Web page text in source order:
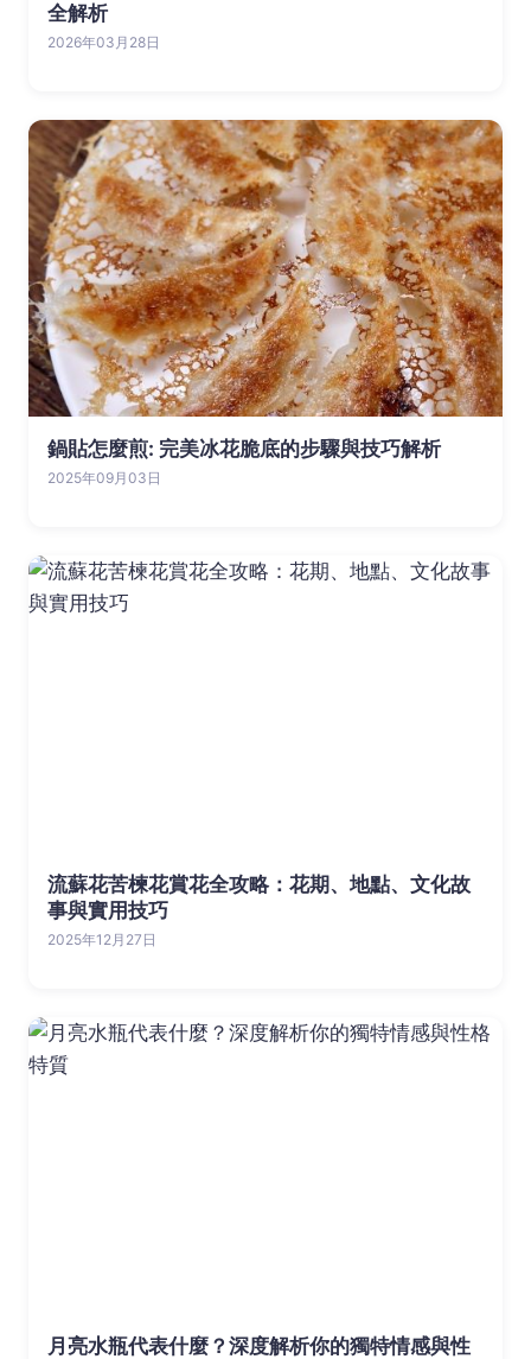
全解析
2026年03月28日
鍋貼怎麼煎: 完美冰花脆底的步驟與技巧解析
2025年09月03日
流蘇花苦楝花賞花全攻略：花期、地點、文化故
事與實用技巧
2025年12月27日
月亮水瓶代表什麼？深度解析你的獨特情感與性